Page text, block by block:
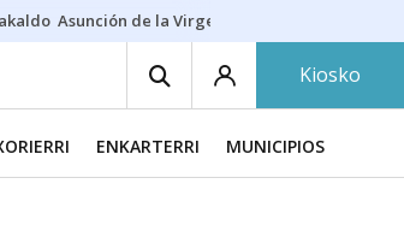
Asunción de la Virgen
Kiosko
ENKARTERRI MUNICIPIOS